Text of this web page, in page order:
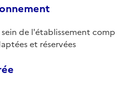
de l'établissement comp
et réservées